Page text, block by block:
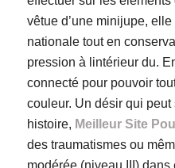
vêtue d’une minijupe,
nationale tout en
pression à lintérieur du.
connecté pour pouvoir
couleur. Un désir qui
histoire, Meilleur Site
des traumatismes ou
modérée (niveau III)